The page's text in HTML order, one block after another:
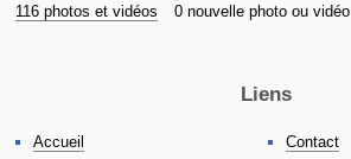
116 photos et vidéos 0 nouvelle photo ou vidéo
Liens
Accueil Contact